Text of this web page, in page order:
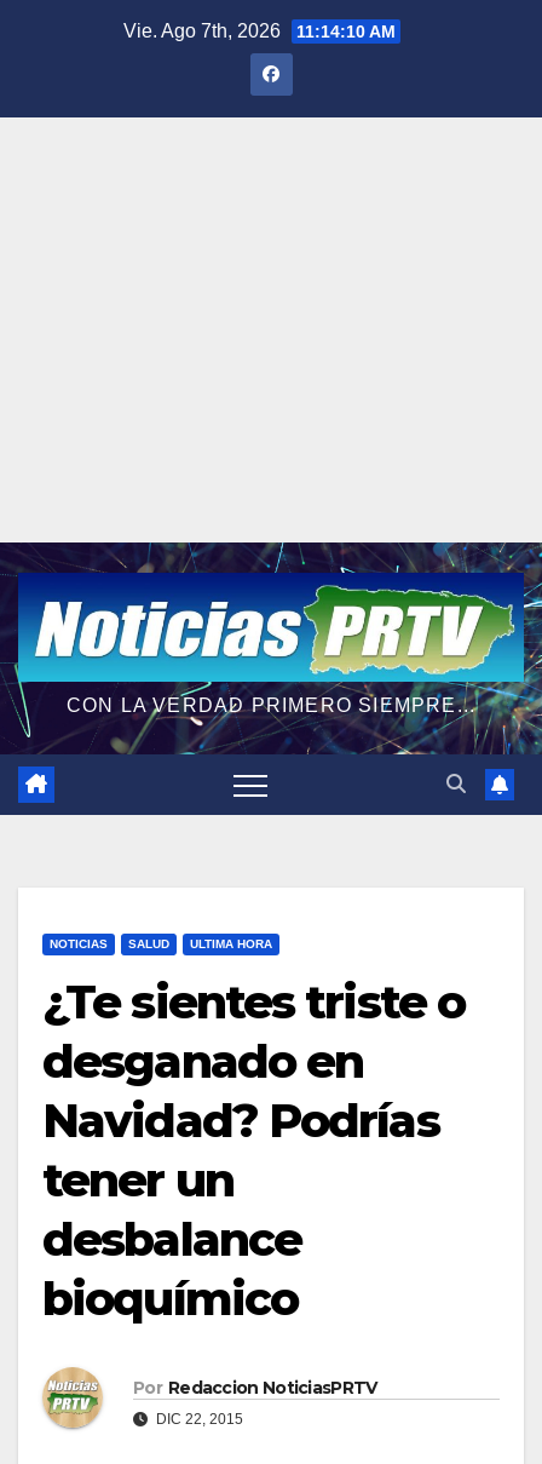
Vie. Ago 7th, 2026 11:14:11 AM
CON LA VERDAD PRIMERO SIEMPRE...
NOTICIAS SALUD ULTIMA HORA
¿Te sientes triste o
desganado en
Navidad? Podrías
tener un
desbalance
bioquímico
Por Redaccion NoticiasPRTV
DIC 22, 2015